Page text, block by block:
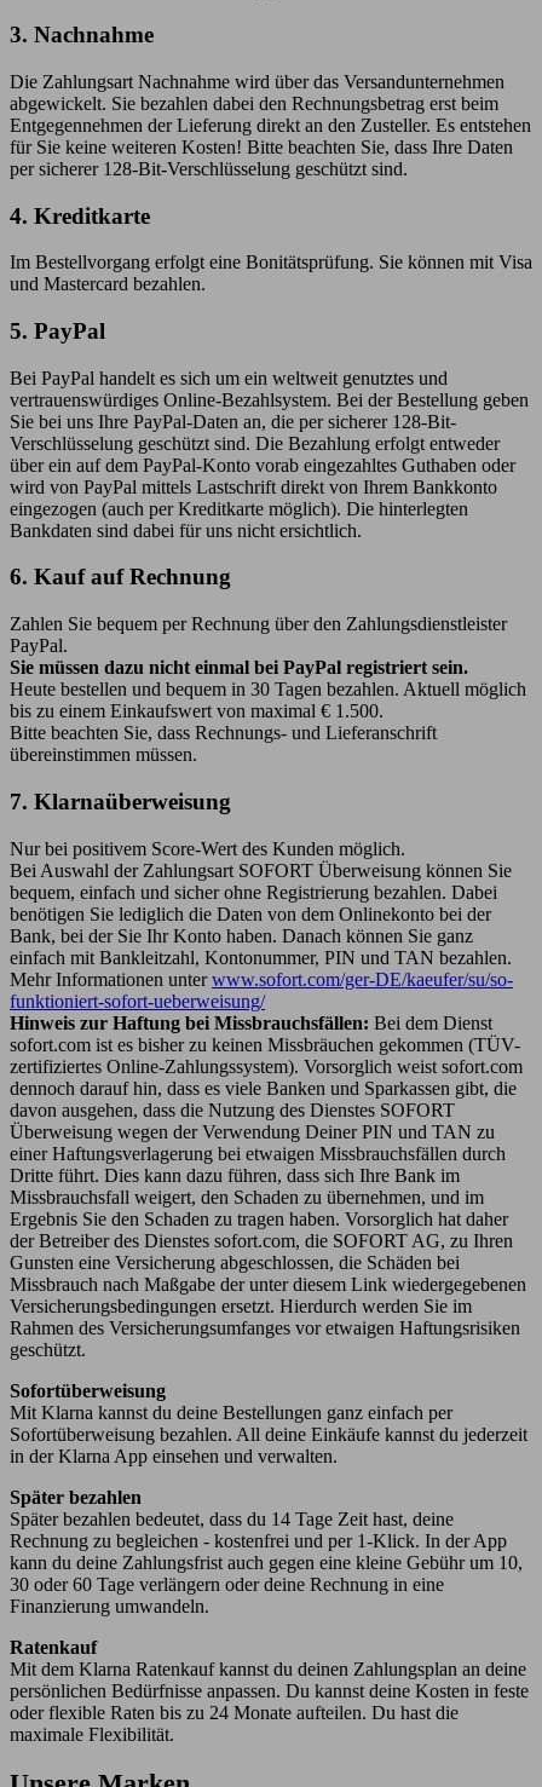
3. Nachnahme
Die Zahlungsart Nachnahme wird über das Versandunternehmen
abgewickelt. Sie bezahlen dabei den Rechnungsbetrag erst beim
Entgegennehmen der Lieferung direkt an den Zusteller. Es entstehen
für Sie keine weiteren Kosten! Bitte beachten Sie, dass Ihre Daten
per sicherer 128-Bit-Verschlüsselung geschützt sind.
4. Kreditkarte
Im Bestellvorgang erfolgt eine Bonitätsprüfung. Sie können mit Visa
und Mastercard bezahlen.
5. PayPal
Bei PayPal handelt es sich um ein weltweit genutztes und
vertrauenswürdiges Online-Bezahlsystem. Bei der Bestellung geben
Sie bei uns Ihre PayPal-Daten an, die per sicherer 128-Bit-
Verschlüsselung geschützt sind. Die Bezahlung erfolgt entweder
über ein auf dem PayPal-Konto vorab eingezahltes Guthaben oder
wird von PayPal mittels Lastschrift direkt von Ihrem Bankkonto
eingezogen (auch per Kreditkarte möglich). Die hinterlegten
Bankdaten sind dabei für uns nicht ersichtlich.
6. Kauf auf Rechnung
Zahlen Sie bequem per Rechnung über den Zahlungsdienstleister
PayPal.
Sie müssen dazu nicht einmal bei PayPal registriert sein.
Heute bestellen und bequem in 30 Tagen bezahlen. Aktuell möglich
bis zu einem Einkaufswert von maximal € 1.500.
Bitte beachten Sie, dass Rechnungs- und Lieferanschrift
übereinstimmen müssen.
7. Klarnaüberweisung
Nur bei positivem Score-Wert des Kunden möglich.
Bei Auswahl der Zahlungsart SOFORT Überweisung können Sie
bequem, einfach und sicher ohne Registrierung bezahlen. Dabei
benötigen Sie lediglich die Daten von dem Onlinekonto bei der
Bank, bei der Sie Ihr Konto haben. Danach können Sie ganz
einfach mit Bankleitzahl, Kontonummer, PIN und TAN bezahlen.
Mehr Informationen unterwww.sofort.com/ger-DE/kaeufer/su/so-
funktioniert-sofort-ueberweisung/
Hinweis zur Haftung bei Missbrauchsfällen: Bei dem Dienst
sofort.com ist es bisher zu keinen Missbräuchen gekommen (TÜV-
zertifiziertes Online-Zahlungssystem). Vorsorglich weist sofort.com
dennoch darauf hin, dass es viele Banken und Sparkassen gibt, die
davon ausgehen, dass die Nutzung des Dienstes SOFORT
Überweisung wegen der Verwendung Deiner PIN und TAN zu
einer Haftungsverlagerung bei etwaigen Missbrauchsfällen durch
Dritte führt. Dies kann dazu führen, dass sich Ihre Bank im
Missbrauchsfall weigert, den Schaden zu übernehmen, und im
Ergebnis Sie den Schaden zu tragen haben. Vorsorglich hat daher
der Betreiber des Dienstes sofort.com, die SOFORT AG, zu Ihren
Gunsten eine Versicherung abgeschlossen, die Schäden bei
Missbrauch nach Maßgabe der unter diesem Link wiedergegebenen
Versicherungsbedingungen ersetzt. Hierdurch werden Sie im
Rahmen des Versicherungsumfanges vor etwaigen Haftungsrisiken
geschützt.
Sofortüberweisung
Mit Klarna kannst du deine Bestellungen ganz einfach per
Sofortüberweisung bezahlen. All deine Einkäufe kannst du jederzeit
in der Klarna App einsehen und verwalten.
Später bezahlen
Später bezahlen bedeutet, dass du 14 Tage Zeit hast, deine
Rechnung zu begleichen - kostenfrei und per 1-Klick. In der App
kann du deine Zahlungsfrist auch gegen eine kleine Gebühr um 10,
30 oder 60 Tage verlängern oder deine Rechnung in eine
Finanzierung umwandeln.
Ratenkauf
Mit dem Klarna Ratenkauf kannst du deinen Zahlungsplan an deine
persönlichen Bedürfnisse anpassen. Du kannst deine Kosten in feste
oder flexible Raten bis zu 24 Monate aufteilen. Du hast die
maximale Flexibilität.